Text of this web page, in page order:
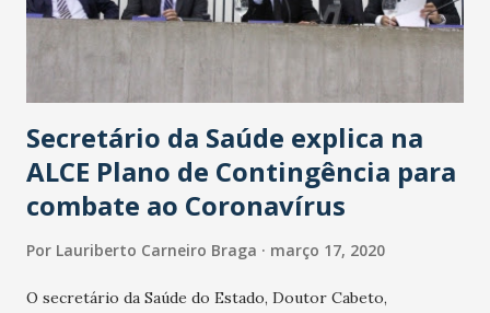
Secretário da Saúde explica na
ALCE Plano de Contingência para
combate ao Coronavírus
Por Lauriberto Carneiro Braga março 17, 2020
O secretário da Saúde do Estado, Doutor Cabeto,